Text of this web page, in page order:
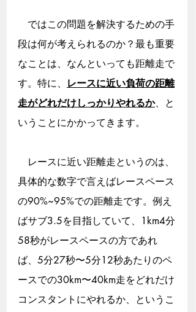
ではこの問題を解決するための手
段は何が考えられるのか？最も重要
なことは、なんといっても距離走で
す。特に、 レースに近い負荷の距離
走がどれだけしっかりやれるか、と
いうことにかかってきます。
レースに近い距離走というのは、
具体的な数字で言えばレースペース
の90%~95%での距離走です。例え
ばサブ3.5を目指していて、1km4分
58秒がレースペースの方であれ
ば、5分27秒〜5分12秒あたりのペ
ースでの30km〜40km走をどれだけ
コンスタントにやれるか、というこ